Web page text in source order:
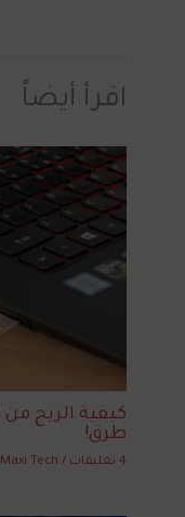
اقرأ أيضاً
طرق!
4 تعليقات /
Maxi Tech